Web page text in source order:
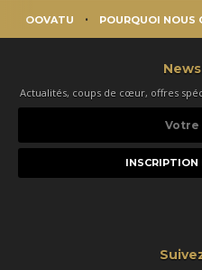
OOVATU POURQUOI NOUS
Actualités, coups de cœur, offres
e-